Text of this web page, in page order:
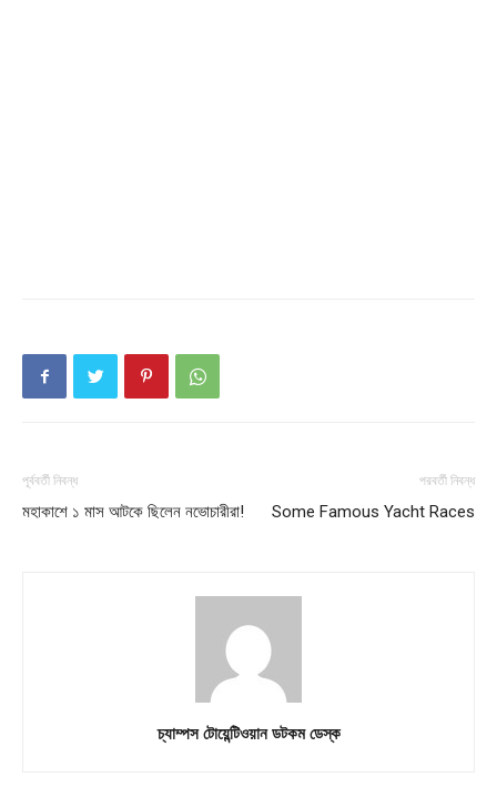
পূর্ববর্তী নিবন্ধ
মহাকাশে ১ মাস আটকে ছিলেন নভোচারীরা!
পরবর্তী নিবন্ধ
Some Famous Yacht Races
চ্যাম্পস টোয়েন্টিওয়ান ডটকম ডেস্ক